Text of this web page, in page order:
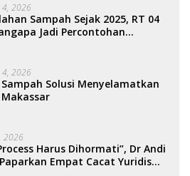
4, 2026
Sampah Sejak 2025, RT 04
Jadi Percontohan
4, 2026
Sampah Solusi Menyelamatkan
2026
Harus Dihormati”, Dr Andi
Empat Cacat Yuridis